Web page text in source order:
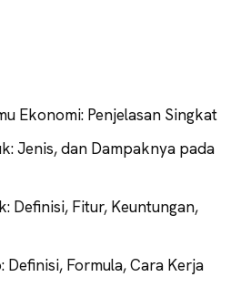
Ekonomi: Penjelasan Singkat
Jenis, dan Dampaknya pada
Definisi, Fitur, Keuntungan,
Definisi, Formula, Cara Kerja